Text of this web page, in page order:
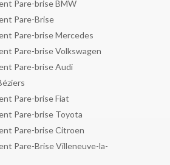
Pare-brise BMW
Pare-Brise
Pare-brise Mercedes
Pare-brise Volkswagen
Pare-brise Audi
Pare-brise Fiat
Pare-brise Toyota
Pare-brise Citroen
Pare-Brise Villeneuve-la-